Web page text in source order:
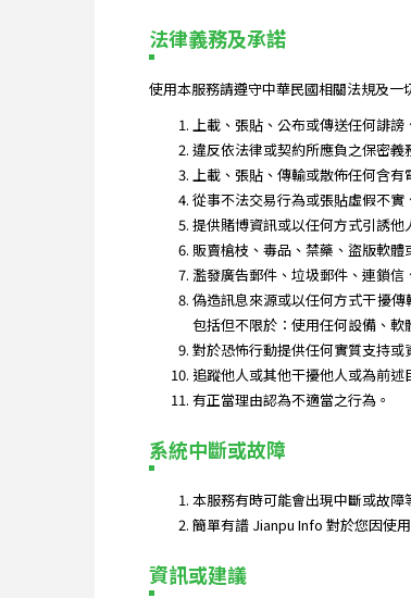
法律義務及承諾
使用本服務請遵守中華民國相關法規及
上載、張貼、公布或傳送任何誹
違反依法律或契約所應負之保密義
上載、張貼、傳輸或散佈任何含
從事不法交易行為或張貼虛假不實
提供賭博資訊或以任何方式引誘他
販賣槍枝、毒品、禁藥、盜版軟體
濫發廣告郵件、垃圾郵件、連鎖信
偽造訊息來源或以任何方式干擾
包括但不限於：使用任何設備、
對於恐怖行動提供任何實質支持或
追蹤他人或其他干擾他人或為前述
有正當理由認為不適當之行為。
系統中斷或故障
本服務有時可能會出現中斷或故
簡單有譜 Jianpu Info 對於您因使
資訊或建議